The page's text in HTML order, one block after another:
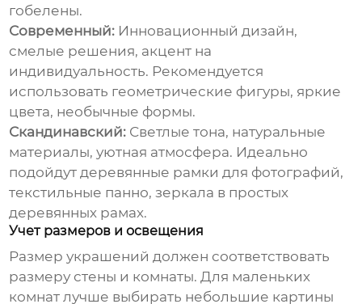
гобелены.
Современный: Инновационный дизайн,
смелые решения, акцент на
индивидуальность. Рекомендуется
использовать геометрические фигуры, яркие
цвета, необычные формы.
Скандинавский: Светлые тона, натуральные
материалы, уютная атмосфера. Идеально
подойдут деревянные рамки для фотографий,
текстильные панно, зеркала в простых
деревянных рамах.
Учет размеров и освещения
Размер украшений должен соответствовать
размеру стены и комнаты. Для маленьких
комнат лучше выбирать небольшие картины